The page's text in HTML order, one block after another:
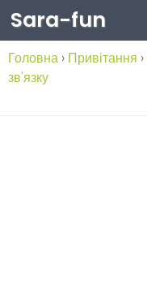
Skip to content
Sara-fun
Головна › Привітання ›
зв'язку